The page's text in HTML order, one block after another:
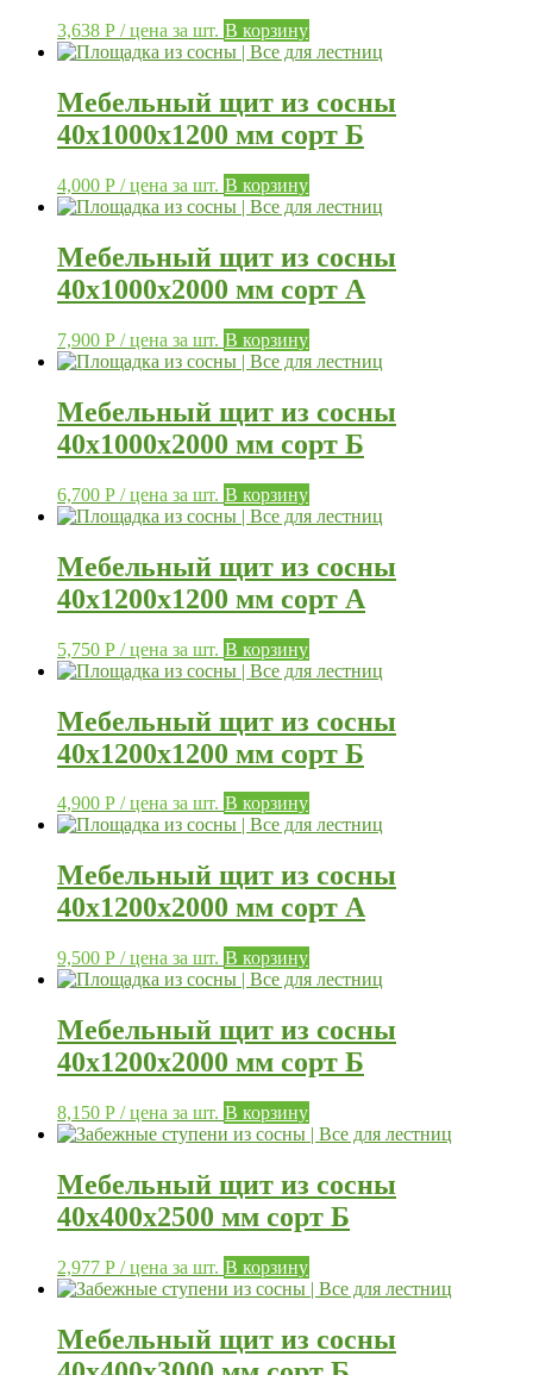
3,638 Р / цена за шт. В корзину
Мебельный щит из сосны
40х1000х1200 мм сорт Б
4,000 Р / цена за шт. В корзину
Мебельный щит из сосны
40х1000х2000 мм сорт А
7,900 Р / цена за шт. В корзину
Мебельный щит из сосны
40х1000х2000 мм сорт Б
6,700 Р / цена за шт. В корзину
Мебельный щит из сосны
40х1200х1200 мм сорт А
5,750 Р / цена за шт. В корзину
Мебельный щит из сосны
40х1200х1200 мм сорт Б
4,900 Р / цена за шт. В корзину
Мебельный щит из сосны
40х1200х2000 мм сорт А
9,500 Р / цена за шт. В корзину
Мебельный щит из сосны
40х1200х2000 мм сорт Б
8,150 Р / цена за шт. В корзину
Мебельный щит из сосны
40х400х2500 мм сорт Б
2,977 Р / цена за шт. В корзину
Мебельный щит из сосны